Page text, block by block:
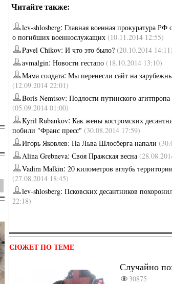
Читайте также:
lev-shlosberg:Главная военная прокуратура РФ
о погибших военнослужащих(10.11.2014 12:55)
Pavel Chikov:И что это было?(20.10.2014 14:11)
avmalgin:Новости гестапо(18.10.2014 13:10)
Мама солдата:Мы перенесли сайт на
(12.09.2014 22:01)
Boris Nemtsov:Подлости путинского агитпропа
(05.09.2014 01:00)
Kyril Rubankov:Как жены костромских
побили "Франс пресс"(30.08.2014 17:59)
Игорь Яковлев:На Льва Шлосберга напали
Alina Grebneva:Своя Пражская весна
Vadim Malkin:20 километров вглубь
(27.08.2014 18:45)
lev-shlosberg:Псковских десантников
22:18)
СЮЖЕТ ПО ТЕМЕ
Случайно
30875